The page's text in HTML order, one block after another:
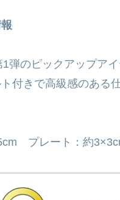
弾のピックアップア
付きで高級感のある
プレート：約